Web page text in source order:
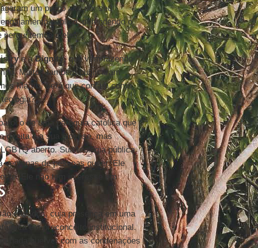
um preço alto por seu
público, defendendo o
a eles.”
e aDignity, que vêm fazendo
Muitos também publicaram
Martin. Será que contam como
de uma paróquia católica que
direita e a sua diocese, mas
aberto. Sua teologia pública
de pessoas queer. Ele
Ele não tem interesse em
casados, cuja presença em uma
e o preconceito institucional.
nada que ver com as condenações